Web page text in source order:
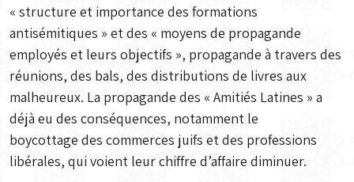
« structure et importance des formations
antisémitiques » et des « moyens de propagande
employés et leurs objectifs », propagande à travers des
réunions, des bals, des distributions de livres aux
malheureux. La propagande des « Amitiés Latines » a
déjà eu des conséquences, notamment le
boycottage des commerces juifs et des professions
libérales, qui voient leur chiffre d’affaire diminuer.